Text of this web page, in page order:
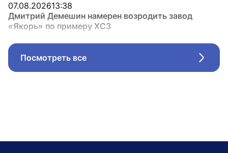
07.08.202613:38
Дмитрий Демешин намерен возродить завод
«Якорь» по примеру ХСЗ
Посмотреть все